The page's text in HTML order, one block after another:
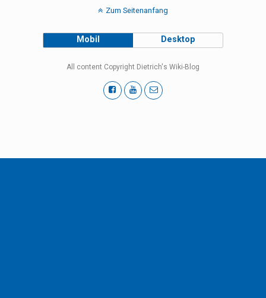
Zum Seitenanfang
Mobil Desktop
All content Copyright Dietrich's Wiki-Blog